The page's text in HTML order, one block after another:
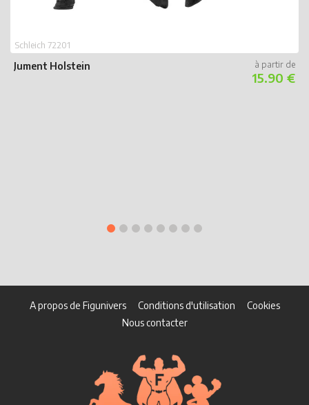
Jument Holstein
Schleich 72201
15.90 €
A propos de Figunivers Conditions d'utilisation
Cookies
Nous contacter